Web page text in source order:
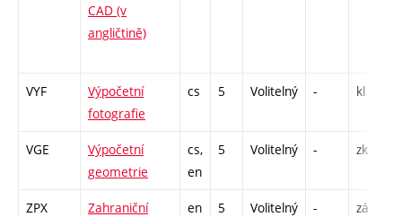
CAD (v
angličtině)
VYF
Výpočetní
fotografie
cs 5 Volitelný - kl
VGE
Výpočetní
geometrie
cs,
en
5 Volitelný - zk
ZPX
Zahraniční
en 5 Volitelný - zá